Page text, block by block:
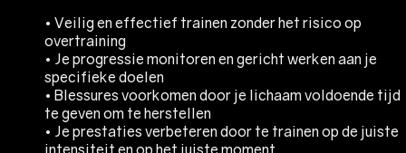
• Veilig en effectief trainen zonder het risico op
overtraining
• Je progressie monitoren en gericht werken aan je
specifieke doelen
• Blessures voorkomen door je lichaam voldoende tijd
te geven om te herstellen
• Je prestaties verbeteren door te trainen op de juiste
intensiteit en op het juiste moment